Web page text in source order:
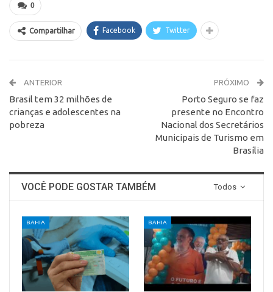
0
Compartilhar Facebook Twitter
ANTERIOR
Brasil tem 32 milhões de
crianças e adolescentes na
pobreza
PRÓXIMO
Porto Seguro se faz
presente no Encontro
Nacional dos Secretários
Municipais de Turismo em
Brasília
Todos
VOCÊ PODE GOSTAR TAMBÉM
BAHIA BAHIA